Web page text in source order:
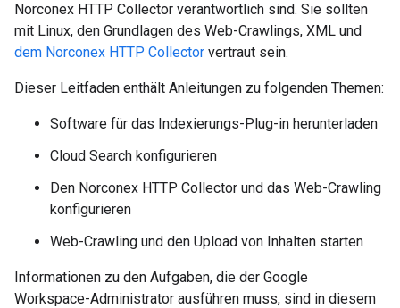
Norconex HTTP Collector verantwortlich sind. Sie sollten
mit Linux, den Grundlagen des Web-Crawlings, XML und
dem Norconex HTTP Collector vertraut sein.
Dieser Leitfaden enthält Anleitungen zu folgenden Themen:
Software für das Indexierungs-Plug-in herunterladen
Cloud Search konfigurieren
Den Norconex HTTP Collector und das Web-Crawling
konfigurieren
Web-Crawling und den Upload von Inhalten starten
Informationen zu den Aufgaben, die der Google
Workspace-Administrator ausführen muss, sind in diesem